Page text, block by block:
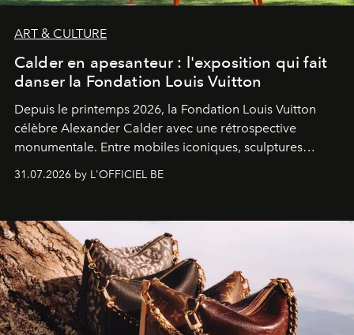
ART & CULTURE
Calder en apesanteur : l'exposition qui fait
danser la Fondation Louis Vuitton
Depuis le printemps 2026, la Fondation Louis Vuitton
célèbre Alexander Calder avec une rétrospective
monumentale. Entre mobiles iconiques, sculptures
américain investit les espaces imaginés par Frank Gehry
sculpture.
31.07.2026 by L'OFFICIEL BE